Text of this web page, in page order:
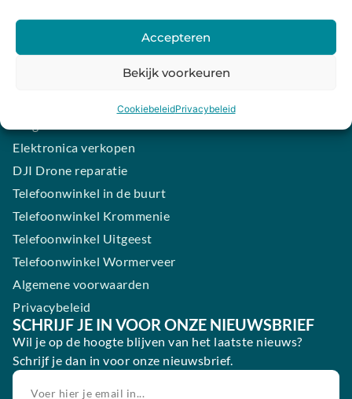
Accepteren
Bekijk voorkeuren
CookiebeleidPrivacybeleid
iPhone laten maken
Samsung smartphone laten maken
Elektronica verkopen
DJI Drone reparatie
Telefoonwinkel in de buurt
Telefoonwinkel Krommenie
Telefoonwinkel Uitgeest
Telefoonwinkel Wormerveer
Algemene voorwaarden
Privacybeleid
SCHRIJF JE IN VOOR ONZE NIEUWSBRIEF
Wil je op de hoogte blijven van het laatste nieuws?
Schrijf je dan in voor onze nieuwsbrief.